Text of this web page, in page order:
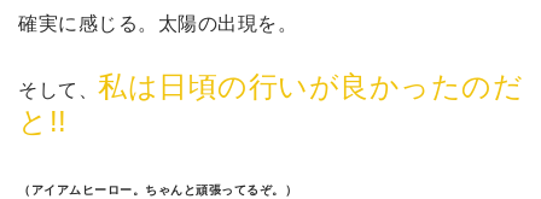
確実に感じる。太陽の出現を。
そして、 私は日頃の行いが良かったのだ
と!!
（アイアムヒーロー。ちゃんと頑張ってるぞ。）